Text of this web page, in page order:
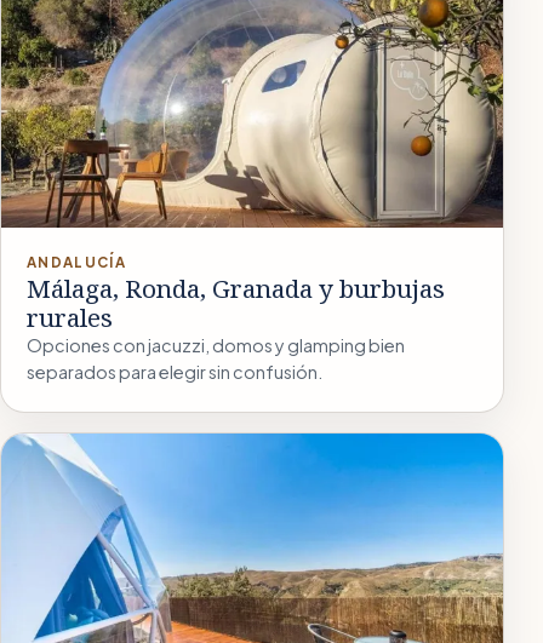
ANDALUCÍA
Málaga, Ronda, Granada y burbujas
rurales
Opciones con jacuzzi, domos y glamping bien
separados para elegir sin confusión.